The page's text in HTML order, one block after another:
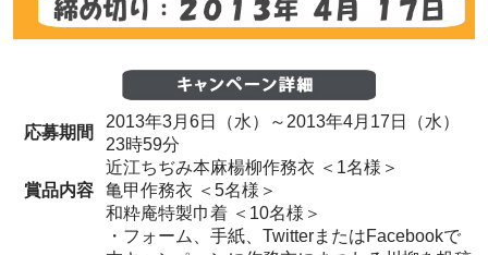
応募期間
2013年3月6日（水）～2013年4月17日（水）
23時59分
賞品内容
近江ちぢみ本麻楊柳作務衣 ＜1名様＞
亀甲作務衣 ＜5名様＞
和粋庵特製巾着 ＜10名様＞
・フォーム、手紙、TwitterまたはFacebookで